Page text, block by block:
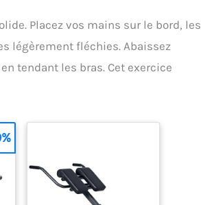
Placez vos mains sur le bord, les
légèrement fléchies. Abaissez
tendant les bras. Cet exercice